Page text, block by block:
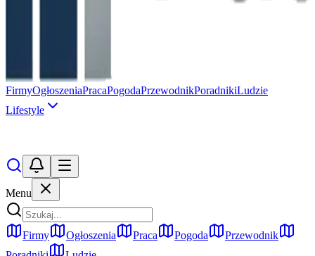
FirmyOgłoszeniaPracaPogodaPrzewodnikPoradnikiLudzie
Lifestyle
Menu
Firmy Ogłoszenia Praca Pogoda
Przewodnik